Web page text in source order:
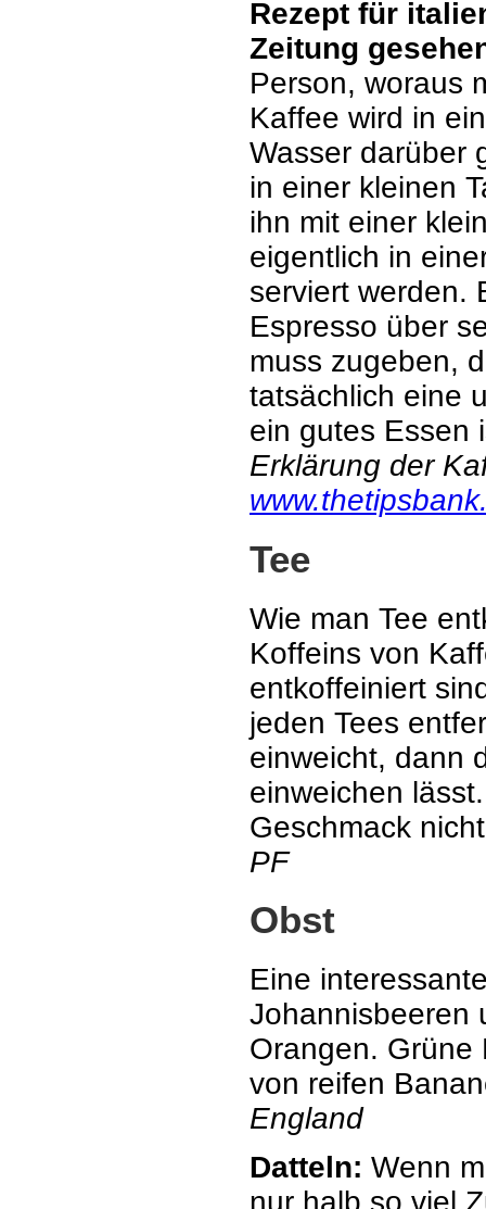
Rezept für
Zeitung
Person, woraus
Kaffee wird in
Wasser darüber
in einer kleinen
ihn mit einer
eigentlich in
serviert werden.
Espresso über
muss zugeben,
tatsächlich eine
ein gutes Essen
Erklärung der
Tee
Wie man Tee
Koffeins von
entkoffeiniert
jeden Tees
einweicht, dann
einweichen
Geschmack
PF
Obst
Eine
Johannisbeeren
Orangen. Grüne
von reifen
England
Datteln: Wenn
nur halb so viel